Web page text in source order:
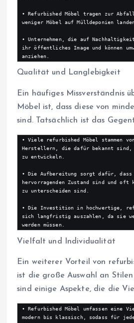
• Refurbished Möbel tragen zur
weniger Möbel auf Mülldeponien
• Unternehmen, die auf
ihr öffentliches Image und können
anziehen.
Qualität und Langlebigkeit
Ein häufiges Missverständnis
Möbel ist, dass diese von
sind. Tatsächlich ist das
• Viele refurbished Möbel stammen
Herstellern, die dafür bekannt sind,
zu entwickeln.
• Die Aufbereitung sorgt dafür, dass
hervorragenden Zustand sind und oft
zu unterscheiden sind.
• Die Investition in hochwertige,
sich langfristig auszahlen, da sie
werden müssen.
Vielfalt und Individualität
Ein weiterer Vorteil von
ist die große Auswahl an
sind einige Aspekte, die die
• Refurbished Möbel umfassen eine
modern bis klassisch, sodass für